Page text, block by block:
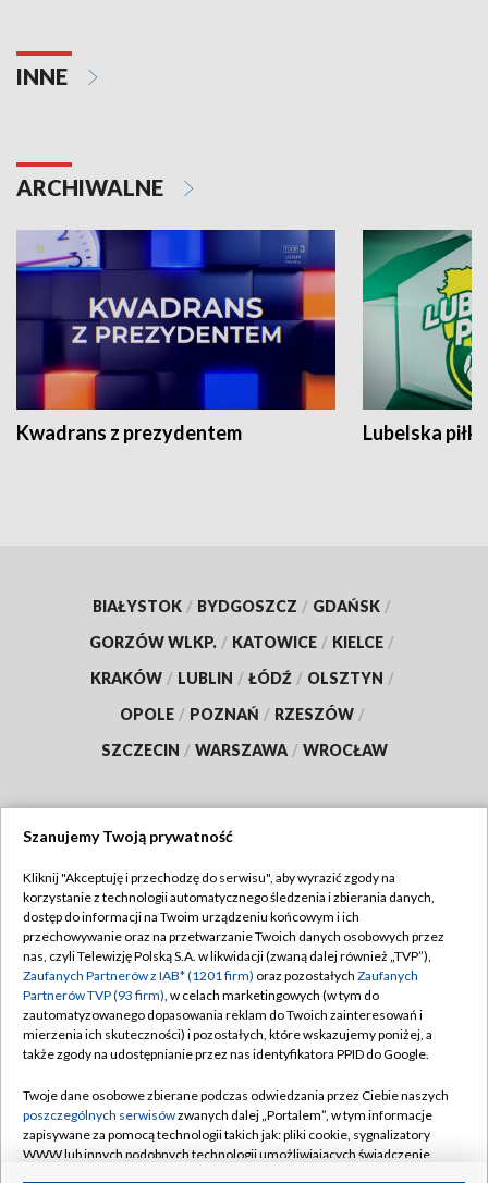
INNE
ARCHIWALNE
Kwadrans z prezydentem Lubelska piłka
BIAŁYSTOK / BYDGOSZCZ / GDAŃSK /
GORZÓW WLKP. / KATOWICE / KIELCE /
KRAKÓW / LUBLIN / ŁÓDŹ / OLSZTYN /
OPOLE / POZNAŃ / RZESZÓW /
SZCZECIN / WARSZAWA / WROCŁAW
TVP
Abonament TVP
Emisja w TVP
Centrum informacji TVP
Naziemna Telewizja Cyfrowa
Rada Programowa
System NOS
Regulamin TVP
Polityka prywatności
Moje zgody
Pomoc
Kontakt
Szanujemy Twoją prywatność
Kliknij "Akceptuję i przechodzę do serwisu", aby wyrazić zgody na
korzystanie z technologii automatycznego śledzenia i zbierania danych,
dostęp do informacji na Twoim urządzeniu końcowym i ich
przechowywanie oraz na przetwarzanie Twoich danych osobowych przez
nas, czyli Telewizję Polską S.A. w likwidacji (zwaną dalej również „TVP”),
Zaufanych Partnerów z IAB* (1201 firm) oraz pozostałych Zaufanych
Partnerów TVP (93 firm), w celach marketingowych (w tym do
zautomatyzowanego dopasowania reklam do Twoich zainteresowań i
mierzenia ich skuteczności) i pozostałych, które wskazujemy poniżej, a
także zgody na udostępnianie przez nas identyfikatora PPID do Google.
Twoje dane osobowe zbierane podczas odwiedzania przez Ciebie naszych
poszczególnych serwisówzwanych dalej „Portalem”, w tym informacje
zapisywane za pomocą technologii takich jak: pliki cookie, sygnalizatory
WWW lub innych podobnych technologii umożliwiających świadczenie